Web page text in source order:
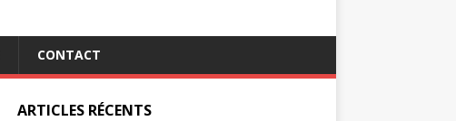
CONTACT
ARTICLES RÉCENTS